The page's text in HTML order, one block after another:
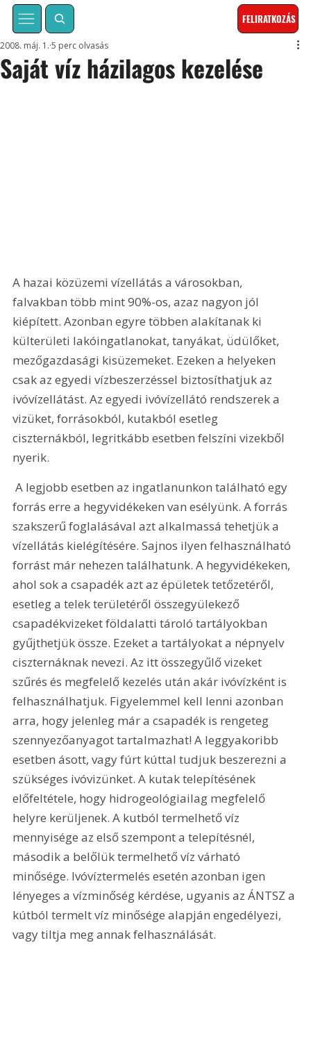
FELIRATKOZÁS
Saját víz házilagos kezelése
2008. máj. 1. 5 perc olvasás
A hazai közüzemi vízellátás a városokban,
falvakban több mint 90%-os, azaz nagyon jól
kiépített. Azonban egyre többen alakítanak ki
külterületi lakóingatlanokat, tanyákat, üdülőket,
mezőgazdasági kisüzemeket. Ezeken a helyeken
csak az egyedi vízbeszerzéssel biztosíthatjuk az
ivóvízellátást. Az egyedi ivóvízellátó rendszerek a
vizüket, forrásokból, kutakból esetleg
ciszternákból, legritkább esetben felszíni vizekből
nyerik.
A legjobb esetben az ingatlanunkon található egy
forrás erre a hegyvidékeken van esélyünk. A forrás
szakszerű foglalásával azt alkalmassá tehetjük a
vízellátás kielégítésére. Sajnos ilyen felhasználható
forrást már nehezen találhatunk. A hegyvidékeken,
ahol sok a csapadék azt az épületek tetőzetéről,
esetleg a telek területéről összegyülekező
csapadékvizeket földalatti tároló tartályokban
gyűjthetjük össze. Ezeket a tartályokat a népnyelv
ciszternáknak nevezi. Az itt összegyűlő vizeket
szűrés és megfelelő kezelés után akár ivóvízként is
felhasználhatjuk. Figyelemmel kell lenni azonban
arra, hogy jelenleg már a csapadék is rengeteg
szennyezőanyagot tartalmazhat! A leggyakoribb
esetben ásott, vagy fúrt kúttal tudjuk beszerezni a
szükséges ivóvizünket. A kutak telepítésének
előfeltétele, hogy hidrogeológiailag megfelelő
helyre kerüljenek. A kutból termelhető víz
mennyisége az első szempont a telepítésnél,
második a belőlük termelhető víz várható
minősége. Ivóvíztermelés esetén azonban igen
lényeges a vízminőség kérdése, ugyanis az ÁNTSZ a
kútból termelt víz minősége alapján engedélyezi,
vagy tiltja meg annak felhasználását.